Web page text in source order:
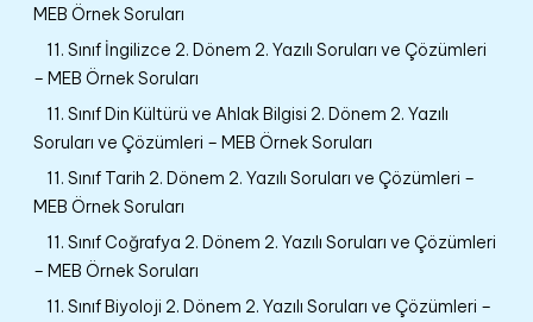
MEB Örnek Soruları
11. Sınıf İngilizce 2. Dönem 2. Yazılı Soruları ve Çözümleri
– MEB Örnek Soruları
11. Sınıf Din Kültürü ve Ahlak Bilgisi 2. Dönem 2. Yazılı
Soruları ve Çözümleri – MEB Örnek Soruları
11. Sınıf Tarih 2. Dönem 2. Yazılı Soruları ve Çözümleri –
MEB Örnek Soruları
11. Sınıf Coğrafya 2. Dönem 2. Yazılı Soruları ve Çözümleri
– MEB Örnek Soruları
11. Sınıf Biyoloji 2. Dönem 2. Yazılı Soruları ve Çözümleri –